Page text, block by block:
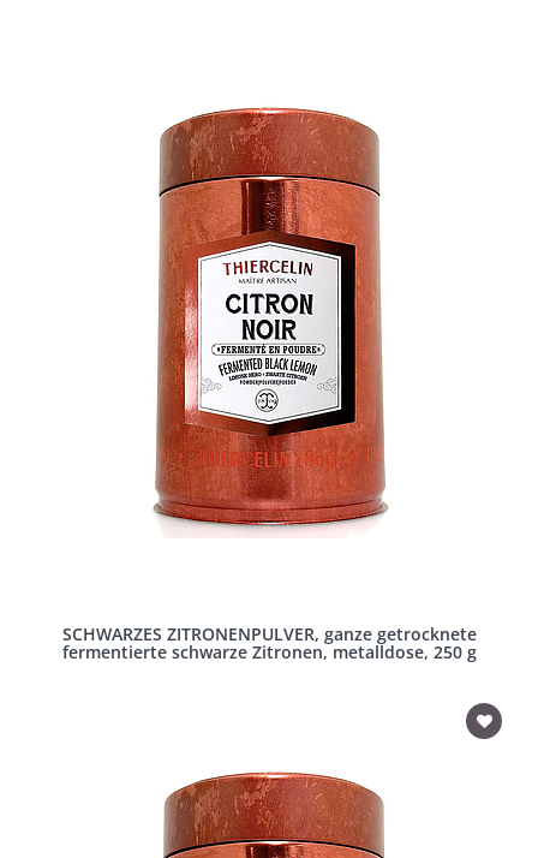
SCHWARZES ZITRONENPULVER, ganze getrocknete
fermentierte schwarze Zitronen, metalldose, 250 g